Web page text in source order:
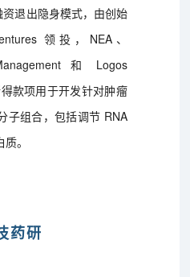
退出隐身模式，由创始
领投，NEA、
和 Logos
款项用于开发针对肿瘤
子组合，包括调节 RNA
。
药研